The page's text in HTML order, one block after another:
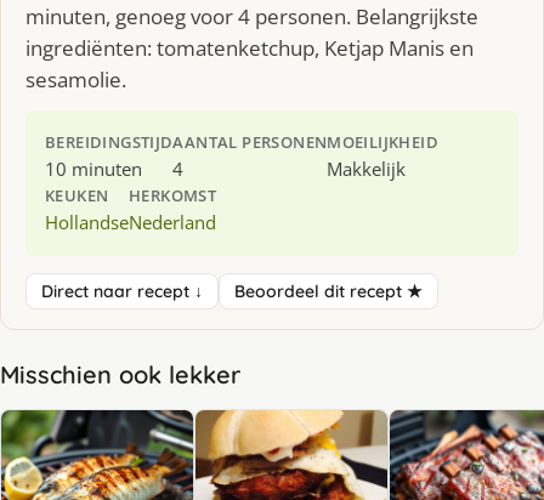
minuten, genoeg voor 4 personen. Belangrijkste
ingrediënten: tomatenketchup, Ketjap Manis en
sesamolie.
BEREIDINGSTIJD
10 minuten
AANTAL PERSONEN
4
MOEILIJKHEID
Makkelijk
KEUKEN
Hollandse
HERKOMST
Nederland
Direct naar recept ↓ Beoordeel dit recept ★
Misschien ook lekker